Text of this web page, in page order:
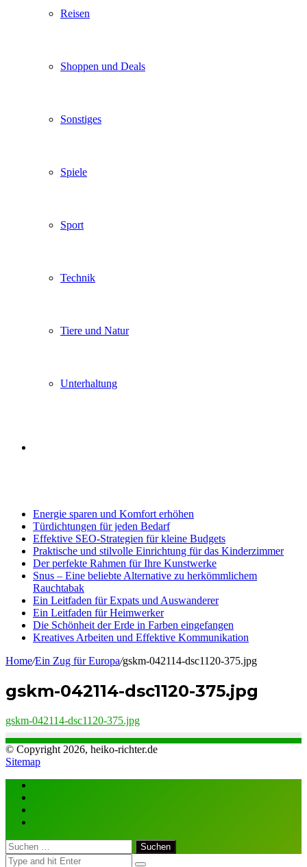
Reisen
Shoppen und Deals
Sonstiges
Spiele
Sport
Technik
Tiere und Natur
Unterhaltung
Energie sparen und Komfort erhöhen
Türdichtungen für jeden Bedarf
Effektive SEO-Strategien für kleine Budgets
Praktische und stilvolle Einrichtung für das Kinderzimmer
Der perfekte Rahmen für Ihre Kunstwerke
Snus – Eine beliebte Alternative zu herkömmlichem
Rauchtabak
Ein Leitfaden für Expats und Auswanderer
Ein Leitfaden für Heimwerker
Die Schönheit der Erde in Farben eingefangen
Kreatives Arbeiten und Effektive Kommunikation
Home/Ein Zug für Europa/gskm-042114-dsc1120-375.jpg
gskm-042114-dsc1120-375.jpg
gskm-042114-dsc1120-375.jpg
© Copyright 2026, heiko-richter.de
Sitemap
Close
Suchen
nach: